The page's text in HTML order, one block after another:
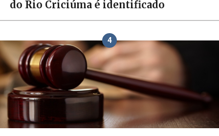
do Rio Criciúma é identificado
4